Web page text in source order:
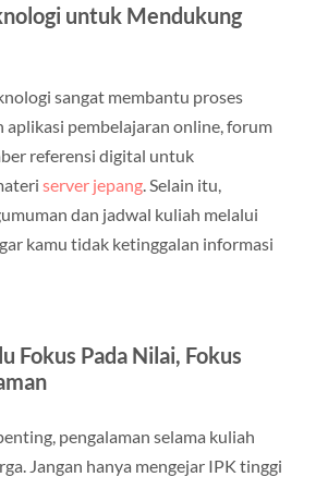
untuk Mendukung
sangat membantu proses
aplikasi pembelajaran online, forum
referensi digital untuk
server jepang. Selain itu,
dan jadwal kuliah melalui
kamu tidak ketinggalan informasi
Fokus Pada Nilai, Fokus
pengalaman selama kuliah
Jangan hanya mengejar IPK tinggi